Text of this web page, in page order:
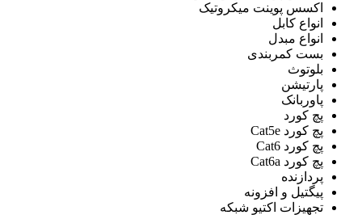
اکسس پوینت میکروتیک
انواع کابل
انواع مبدل
بست کمربندی
بلوتوث
پارتیشن
پاوربانک
پچ کورد
پچ کورد Cat5e
پچ کورد Cat6
پچ کورد Cat6a
پردازنده
پيگتيل و افزونه
تجهیزات اکتیو شبکه